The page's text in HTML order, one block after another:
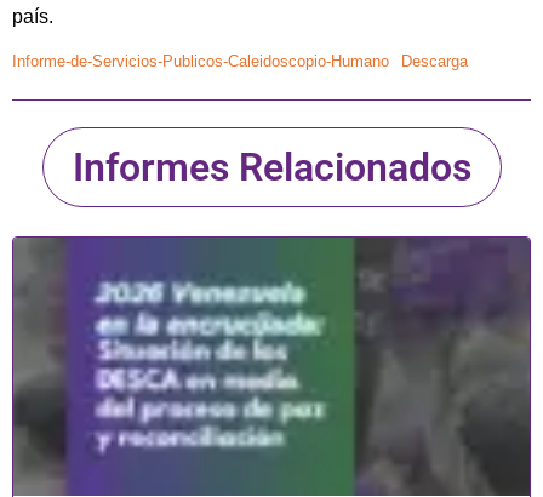
país.
Informe-de-Servicios-Publicos-Caleidoscopio-Humano Descarga
Informes Relacionados